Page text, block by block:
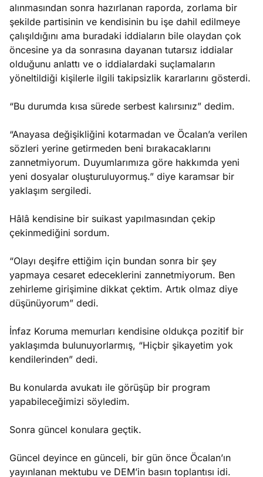
alınmasından sonra hazırlanan raporda, zorlama bir
şekilde partisinin ve kendisinin bu işe dahil edilmeye
çalışıldığını ama buradaki iddiaların bile olaydan çok
öncesine ya da sonrasına dayanan tutarsız iddialar
olduğunu anlattı ve o iddialardaki suçlamaların
yöneltildiği kişilerle ilgili takipsizlik kararlarını gösterdi.
“Bu durumda kısa sürede serbest kalırsınız” dedim.
“Anayasa değişikliğini kotarmadan ve Öcalan’a verilen
sözleri yerine getirmeden beni bırakacaklarını
zannetmiyorum. Duyumlarımıza göre hakkımda yeni
yeni dosyalar oluşturuluyormuş.” diye karamsar bir
yaklaşım sergiledi.
Hâlâ kendisine bir suikast yapılmasından çekip
çekinmediğini sordum.
“Olayı deşifre ettiğim için bundan sonra bir şey
yapmaya cesaret edeceklerini zannetmiyorum. Ben
zehirleme girişimine dikkat çektim. Artık olmaz diye
düşünüyorum” dedi.
İnfaz Koruma memurları kendisine oldukça pozitif bir
yaklaşımda bulunuyorlarmış, “Hiçbir şikayetim yok
kendilerinden” dedi.
Bu konularda avukatı ile görüşüp bir program
yapabileceğimizi söyledim.
Sonra güncel konulara geçtik.
Güncel deyince en günceli, bir gün önce Öcalan’ın
yayınlanan mektubu ve DEM’in basın toplantısı idi.